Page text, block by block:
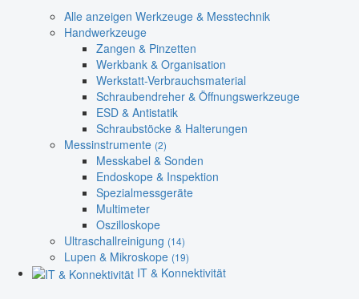
Alle anzeigen Werkzeuge & Messtechnik
Handwerkzeuge
Zangen & Pinzetten
Werkbank & Organisation
Werkstatt-Verbrauchsmaterial
Schraubendreher & Öffnungswerkzeuge
ESD & Antistatik
Schraubstöcke & Halterungen
Messinstrumente (2)
Messkabel & Sonden
Endoskope & Inspektion
Spezialmessgeräte
Multimeter
Oszilloskope
Ultraschallreinigung (14)
Lupen & Mikroskope (19)
IT & Konnektivität